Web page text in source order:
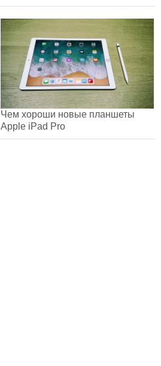
Чем хороши новые планшеты
Apple iPad Pro